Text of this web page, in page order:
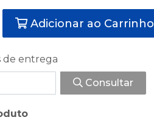
Adicionar ao Carrinho
de entrega
Consultar